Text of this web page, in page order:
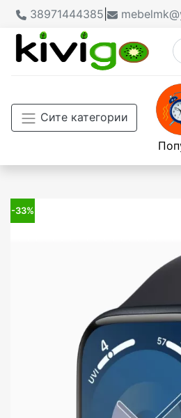
38971444385
Сите категории
-33%